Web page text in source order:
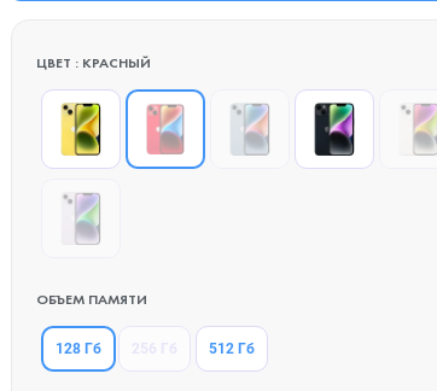
ЦВЕТ : КРАСНЫЙ
ОБЪЕМ ПАМЯТИ
128 Гб 512 Гб